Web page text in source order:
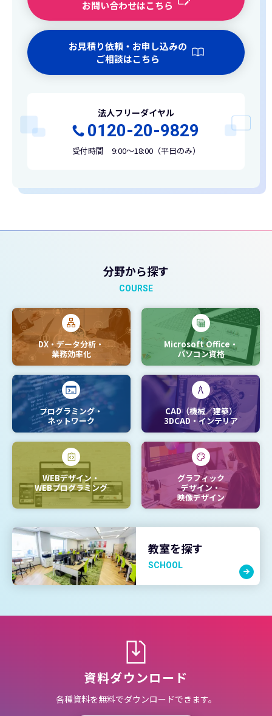
お問い合わせはこちら
お見積り依頼・お申し込みの
ご相談はこちら
法人フリーダイヤル
0120-20-9829
受付時間 9:00～18:00（平日のみ）
分野から探す
COURSE
DX・データ分析・
業務効率化
Microsoft Office・
パソコン資格
プログラミング・
ネットワーク
CAD（機械／建築）
3DCAD・インテリア
WEBデザイン・
WEBプログラミング
グラフィック
デザイン・
映像デザイン
教室を探す
SCHOOL
資料ダウンロード
各種資料を無料でダウンロードできます。